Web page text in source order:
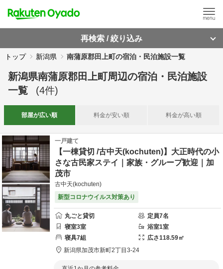
再検索 / 絞り込み
トップ 新潟県 南蒲原郡田上町の宿泊・民泊施設一覧
新潟県南蒲原郡田上町周辺の宿泊・民泊施設
一覧
(4件)
部屋が広い順 料金が安い順 料金が高い順
一戸建て
【一棟貸切 /古中天(kochuten)】大正時代の小
さな古民家ステイ｜家族・グループ歓迎｜加
茂市
古中天(kochuten)
新型コロナウイルス対策あり
丸ごと貸切 定員7名
寝室3室 浴室1室
寝具7組 広さ118.59㎡
新潟県加茂市新町2丁目3-24